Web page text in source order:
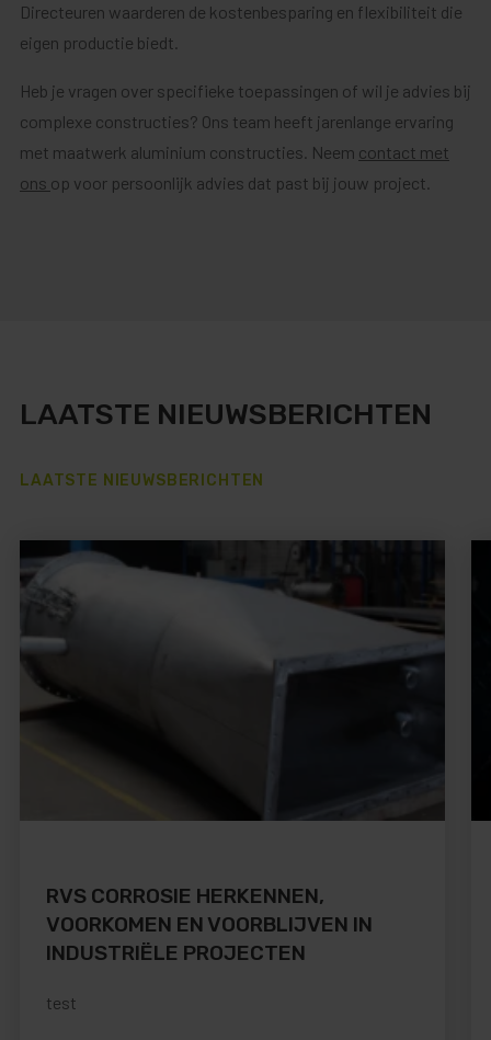
Directeuren waarderen de kostenbesparing en flexibiliteit die
eigen productie biedt.
Heb je vragen over specifieke toepassingen of wil je advies bij
complexe constructies? Ons team heeft jarenlange ervaring
met maatwerk aluminium constructies. Neem contact met
ons op voor persoonlijk advies dat past bij jouw project.
LAATSTE NIEUWSBERICHTEN
LAATSTE NIEUWSBERICHTEN
RVS CORROSIE HERKENNEN,
VOORKOMEN EN VOORBLIJVEN IN
INDUSTRIËLE PROJECTEN
test